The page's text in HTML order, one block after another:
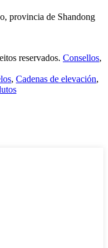
provincia de Shandong
reservados. Consellos,
, Cadenas de elevación,